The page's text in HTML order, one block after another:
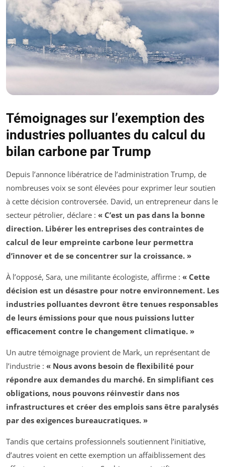
Témoignages sur l’exemption des
industries polluantes du calcul du
bilan carbone par Trump
Depuis l’annonce libératrice de l’administration Trump, de
nombreuses voix se sont élevées pour exprimer leur soutien
à cette décision controversée. David, un entrepreneur dans le
secteur pétrolier, déclare : « C’est un pas dans la bonne
direction. Libérer les entreprises des contraintes de
calcul de leur empreinte carbone leur permettra
d’innover et de se concentrer sur la croissance. »
À l’opposé, Sara, une militante écologiste, affirme : « Cette
décision est un désastre pour notre environnement. Les
industries polluantes devront être tenues responsables
de leurs émissions pour que nous puissions lutter
efficacement contre le changement climatique. »
Un autre témoignage provient de Mark, un représentant de
l’industrie : « Nous avons besoin de flexibilité pour
répondre aux demandes du marché. En simplifiant ces
obligations, nous pouvons réinvestir dans nos
infrastructures et créer des emplois sans être paralysés
par des exigences bureaucratiques. »
Tandis que certains professionnels soutiennent l’initiative,
d’autres voient en cette exemption un affaiblissement des